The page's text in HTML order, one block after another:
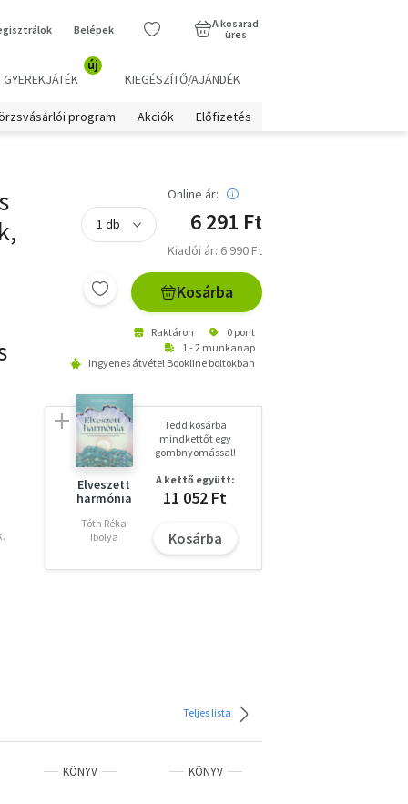
Belépek
A kosarad
üres
GYEREKJÁTÉK
új
KIEGÉSZÍTŐ/AJÁNDÉK
program Akciók Előfizetés
Online ár:
6 291 Ft
Kiadói ár: 6 990 Ft
Kosárba
Raktáron
0 pont
1 - 2 munkanap
Ingyenes átvétel Bookline boltokban
Elveszett
harmónia
Tóth Réka
Ibolya
Tedd kosárba
mindkettőt egy
gombnyomással!
A kettő együtt:
11 052 Ft
Kosárba
Teljes lista
KÖNYV KÖNYV